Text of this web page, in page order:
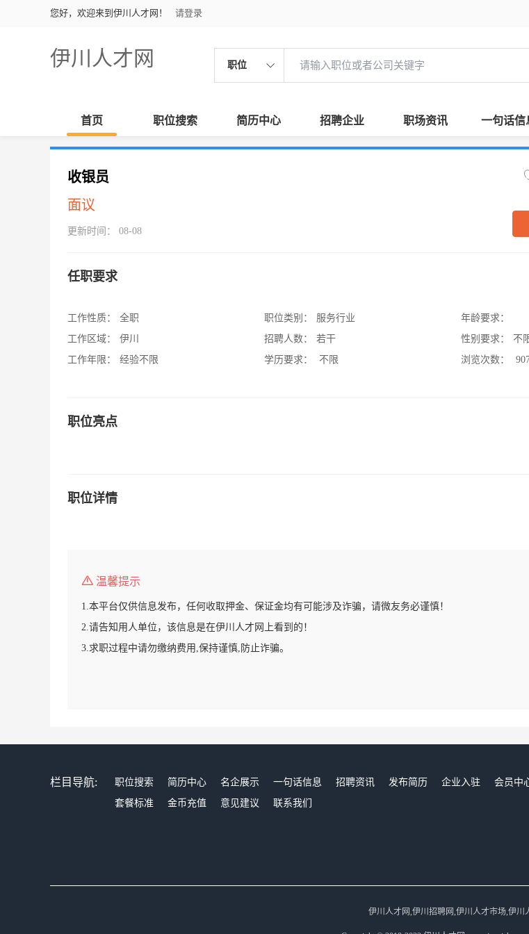
您好，欢迎来到伊川人才网！ 请登录
伊川人才网 职位
首页 职位搜索 简历中心 招聘企业 职场资讯 一句话信
收银员
面议
更新时间： 08-08
任职要求
工作性质：
全职
工作区域：
伊川
工作年限：
经验不限
职位类别：
服务行业
招聘人数：
若干
学历要求：
不限
年龄要求：
性别要求：
不
浏览次数：
职位亮点
职位详情
温馨提示
1.本平台仅供信息发布，任何收取押金、保证金均有可能涉及诈骗，请微友务必谨慎！
2.请告知用人单位，该信息是在伊川人才网上看到的！
3.求职过程中请勿缴纳费用,保持谨慎,防止诈骗。
栏目导航: 职位搜索 简历中心 名企展示 一句话信息 招聘资讯 发布简历 企业入驻 会员中
套餐标准
金币充值 意见建议 联系我们
伊川人才网,伊川招聘网,伊川人才市场,伊川